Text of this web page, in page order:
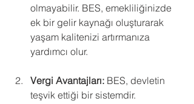
olmayabilir. BES, emekliliğinizde
ek bir gelir kaynağı oluşturarak
yaşam kalitenizi artırmanıza
yardımcı olur.
Vergi Avantajları: BES, devletin
teşvik ettiği bir sistemdir.